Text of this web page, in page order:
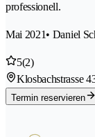
professionell.
Mai 2021• Daniel
5(2)
Klosbachstrasse
Termin reservieren